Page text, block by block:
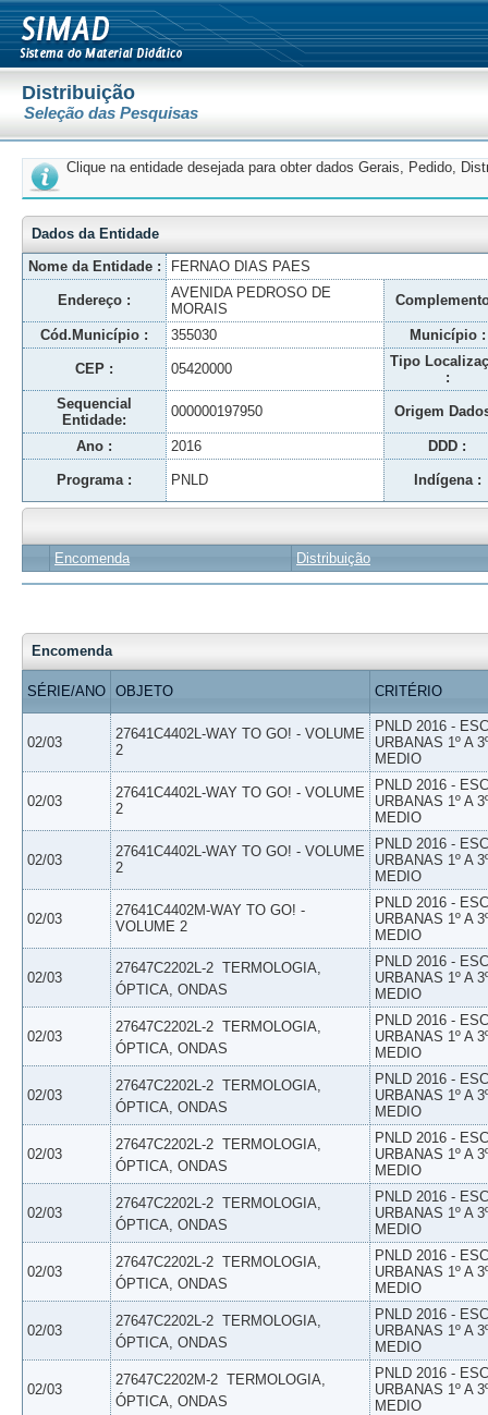
Distribuição
Seleção das Pesquisas
Clique na entidade desejada para obter dados Gerais, Pedido,
Dados da Entidade
Nome da Entidade :
FERNAO DIAS PAES
Endereço :
AVENIDA PEDROSO DE
MORAIS
Cód.Município : 355030 Município :
CEP : 05420000
Tipo
:
Sequencial
Entidade:
000000197950 Origem
Ano : 2016 DDD :
Programa : PNLD Indígena :
Encomenda Distribuição
Encomenda
SÉRIE/ANO OBJETO CRITÉRIO
02/03
27641C4402L-WAY TO GO! - VOLUME
2
PNLD 2016 -
URBANAS 1º A
MEDIO
02/03
27641C4402L-WAY TO GO! - VOLUME
2
PNLD 2016 -
URBANAS 1º A
MEDIO
02/03
27641C4402L-WAY TO GO! - VOLUME
2
PNLD 2016 -
URBANAS 1º A
MEDIO
02/03
27641C4402M-WAY TO GO! -
VOLUME 2
PNLD 2016 -
URBANAS 1º A
MEDIO
02/03
27647C2202L-2  TERMOLOGIA,
ÓPTICA, ONDAS
PNLD 2016 -
URBANAS 1º A
MEDIO
02/03
27647C2202L-2  TERMOLOGIA,
ÓPTICA, ONDAS
PNLD 2016 -
URBANAS 1º A
MEDIO
02/03
27647C2202L-2  TERMOLOGIA,
ÓPTICA, ONDAS
PNLD 2016 -
URBANAS 1º A
MEDIO
02/03
27647C2202L-2  TERMOLOGIA,
ÓPTICA, ONDAS
PNLD 2016 -
URBANAS 1º A
MEDIO
02/03
27647C2202L-2  TERMOLOGIA,
ÓPTICA, ONDAS
PNLD 2016 -
URBANAS 1º A
MEDIO
02/03
27647C2202L-2  TERMOLOGIA,
ÓPTICA, ONDAS
PNLD 2016 -
URBANAS 1º A
MEDIO
02/03
27647C2202L-2  TERMOLOGIA,
ÓPTICA, ONDAS
PNLD 2016 -
URBANAS 1º A
MEDIO
02/03
27647C2202M-2  TERMOLOGIA,
ÓPTICA, ONDAS
PNLD 2016 -
URBANAS 1º A
MEDIO